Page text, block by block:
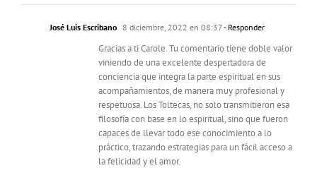
José Luis Escribano 8 diciembre, 2022 en 08:37- Responder
Gracias a ti Carole. Tu comentario tiene doble valor
viniendo de una excelente despertadora de
conciencia que integra la parte espiritual en sus
acompañamientos, de manera muy profesional y
respetuosa. Los Toltecas, no solo transmitieron esa
filosofía con base en lo espiritual, sino que fueron
capaces de llevar todo ese conocimiento a lo
práctico, trazando estrategias para un fácil acceso a
la felicidad y el amor.